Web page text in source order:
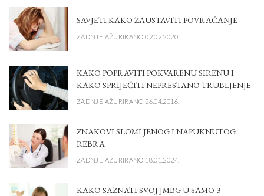
SAVJETI KAKO ZAUSTAVITI POVRAĆANJE
ZADNJE AŽURIRANO 02.02.2020.
KAKO POPRAVITI POKVARENU SIRENU I
KAKO SPRIJEČITI NEPRESTANO TRUBLJENJE
ZADNJE AŽURIRANO 26.04.2016.
ZNAKOVI SLOMLJENOG I NAPUKNUTOG
REBRA
ZADNJE AŽURIRANO 18.01.2024.
KAKO SAZNATI SVOJ JMBG U SAMO 3